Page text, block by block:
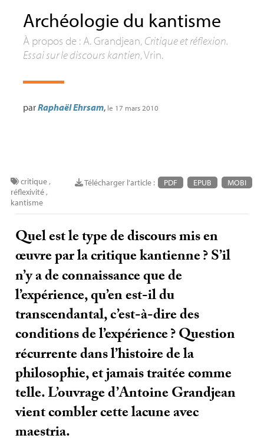
Archéologie du kantisme
À propos de : A. Grandjean, Critique et réflexion.
Essai sur le discours kantien, Vrin.
parRaphaël Ehrsam, le 17 mars 2010
Télécharger l'article : PDF EPUB MOBI
critique,
réflexivité,
kantisme
Quel est le type de discours mis en
œuvre par la critique kantienne? S’il
n’y a de connaissance que de
l’expérience, qu’en est-il du
transcendantal, c’est-à-dire des
conditions de l’expérience? Question
récurrente dans l’histoire de la
philosophie, et jamais traitée comme
telle. L’ouvrage d’Antoine Grandjean
vient combler cette lacune avec
maestria.